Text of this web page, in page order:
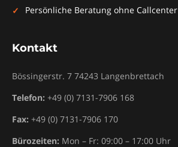
Persönliche Beratung ohne Callcenter
Kontakt
Bössingerstr. 7 74243 Langenbrettach
Telefon: +49 (0) 7131-7906 168
Fax: +49 (0) 7131-7906 170
Bürozeiten: Mon – Fr: 09:00 – 17:00 Uhr